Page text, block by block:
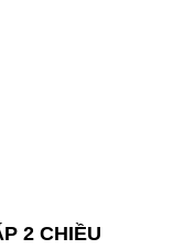
2 CHIỀU